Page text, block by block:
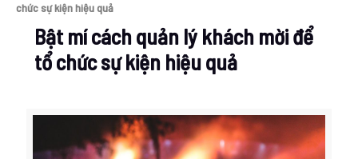
chức sự kiện hiệu quả
Bật mí cách quản lý khách mời để
tổ chức sự kiện hiệu quả